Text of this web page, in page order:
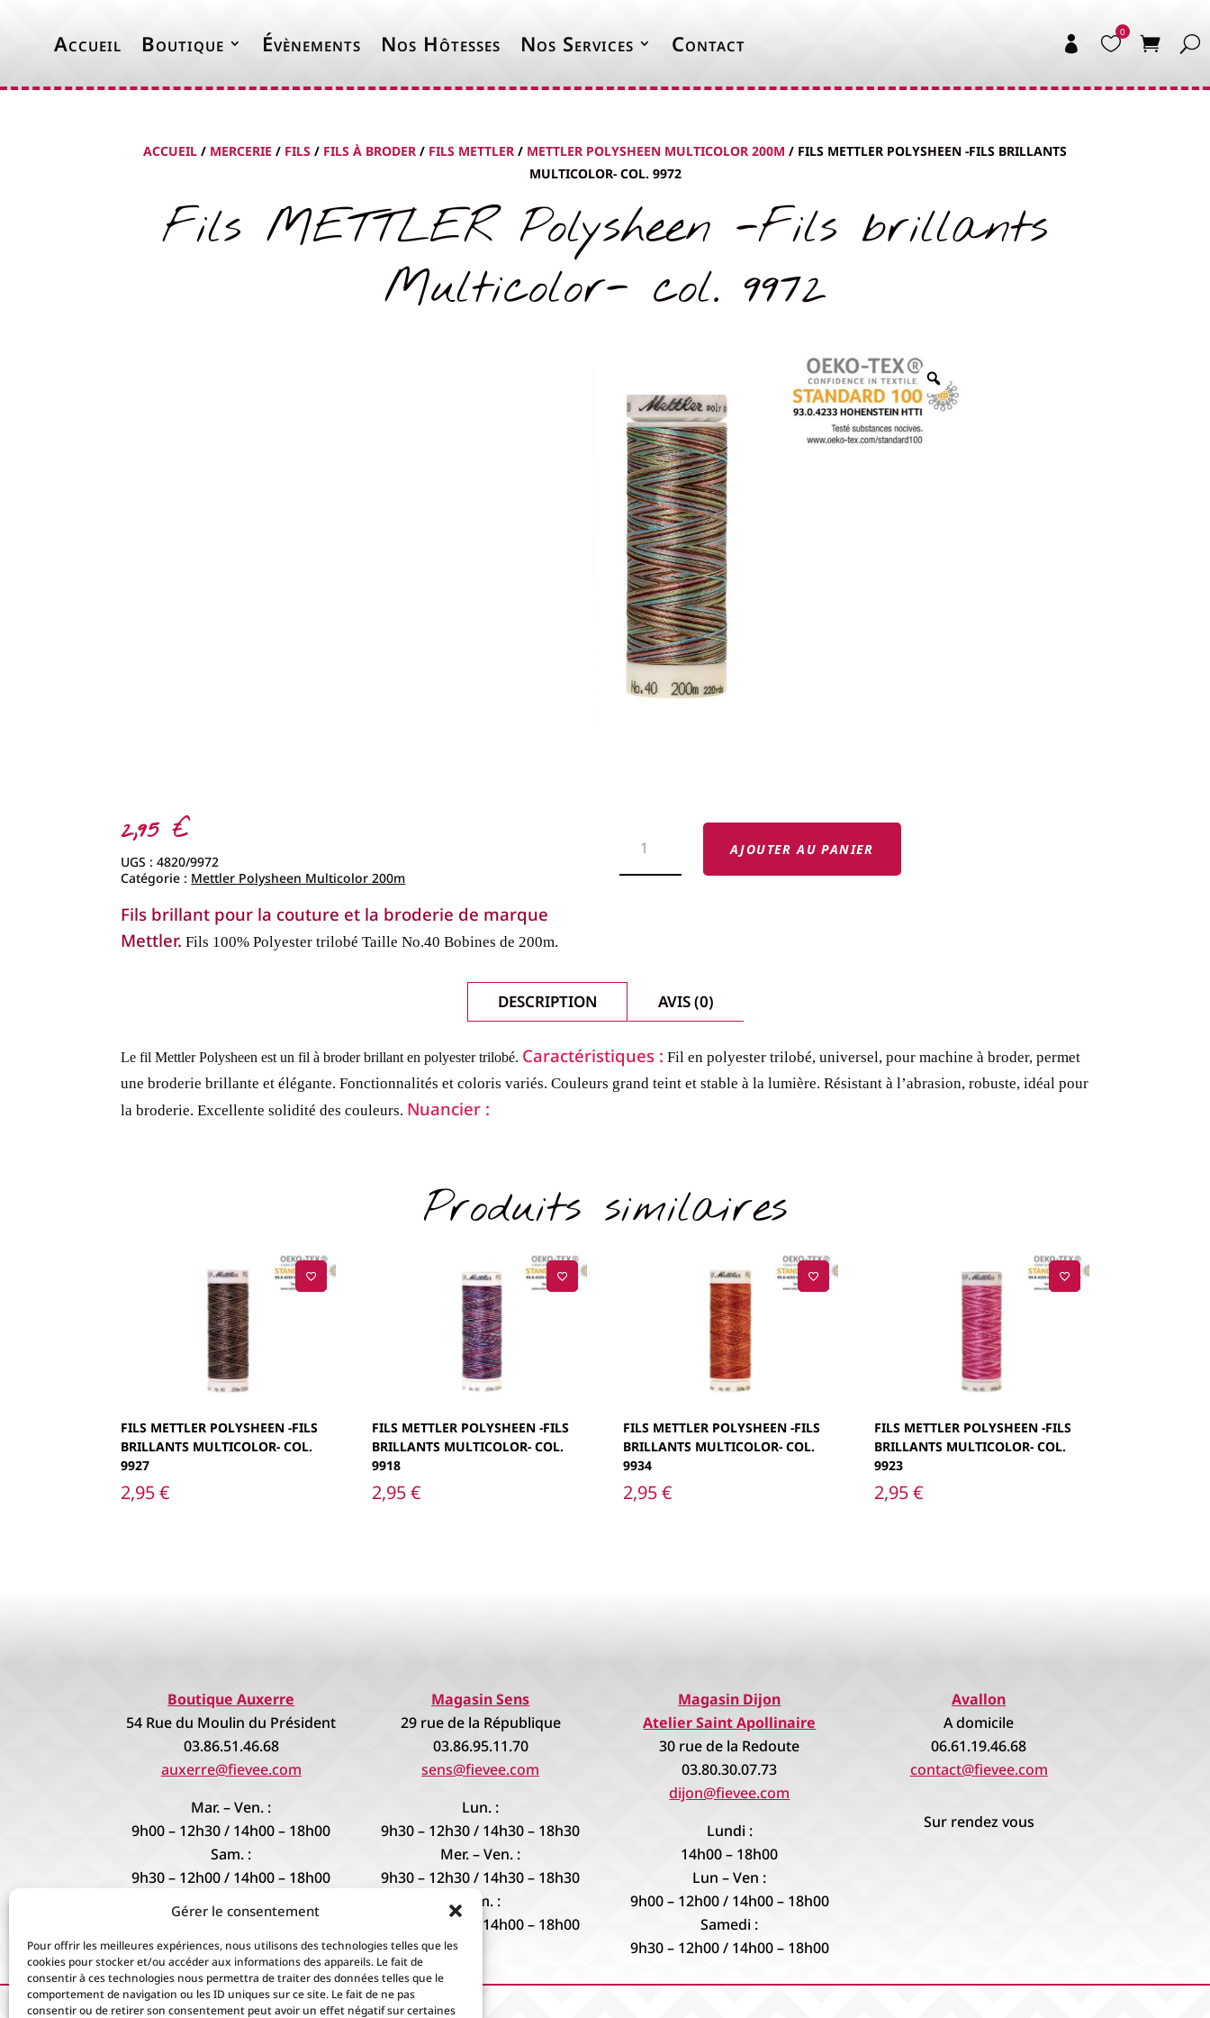
Gérer le consentement
Pour offrir les meilleures expériences, nous utilisons des technologies telles que les
cookies pour stocker et/ou accéder aux informations des appareils. Le fait de
consentir à ces technologies nous permettra de traiter des données telles que le
comportement de navigation ou les ID uniques sur ce site. Le fait de ne pas
consentir ou de retirer son consentement peut avoir un effet négatif sur certaines
Accueil Boutique Évènements Nos Hôtesses Nos Services Contact  
ACCUEIL / MERCERIE / FILS / FILS À BRODER / FILS METTLER / METTLER POLYSHEEN MULTICOLOR 200M / FILS METTLER POLYSHEEN -FILS BRILLANTS
MULTICOLOR- COL. 9972
Fils METTLER Polysheen -Fils brillants
Multicolor- col. 9972
2,95€
UGS :4820/9972
Catégorie : Mettler Polysheen Multicolor 200m
Fils brillant pour la couture et la broderie de marque
Mettler. Fils 100% Polyester trilobéTaille No.40Bobines de 200m.
METTLER
AJOUTER AU PANIER
DESCRIPTION AVIS (0)
Le fil Mettler Polysheen est un fil à broder brillant en polyester trilobé. Caractéristiques : Fil en polyester trilobé, universel, pour machine à broder, permet
une broderie brillante et élégante. Fonctionnalités et coloris variés. Couleurs grand teint et stable à la lumière. Résistant à l’abrasion, robuste, idéal pour
la broderie. Excellente solidité des couleurs. Nuancier :
Produits similaires
FILS METTLER POLYSHEEN -FILS
BRILLANTS MULTICOLOR- COL.
9927
2,95€
FILS METTLER POLYSHEEN -FILS
BRILLANTS MULTICOLOR- COL.
9918
2,95€
FILS METTLER POLYSHEEN -FILS
BRILLANTS MULTICOLOR- COL.
9934
2,95€
FILS METTLER POLYSHEEN -FILS
BRILLANTS MULTICOLOR- COL.
9923
2,95€
Boutique Auxerre
54 Rue du Moulin du Président
03.86.51.46.68
auxerre@fievee.com
Mar. – Ven. :
9h00 – 12h30 / 14h00 – 18h00
Sam. :
9h30 – 12h00 / 14h00 – 18h00
Magasin Sens
29 rue de la République
03.86.95.11.70
sens@fievee.com
Lun. :
9h30 – 12h30 / 14h30 – 18h30
Mer. – Ven. :
9h30 – 12h30 / 14h30 – 18h30
Sam. :
9h30 – 12h30 / 14h00 – 18h00
Magasin Dijon
Atelier Saint Apollinaire
30 rue de la Redoute
03.80.30.07.73
dijon@fievee.com
Lundi :
14h00 – 18h00
Lun – Ven :
9h00 – 12h00 / 14h00 – 18h00
Samedi :
9h30 – 12h00 / 14h00 – 18h00
Avallon
A domicile
06.61.19.46.68
contact@fievee.com
Sur rendez vous